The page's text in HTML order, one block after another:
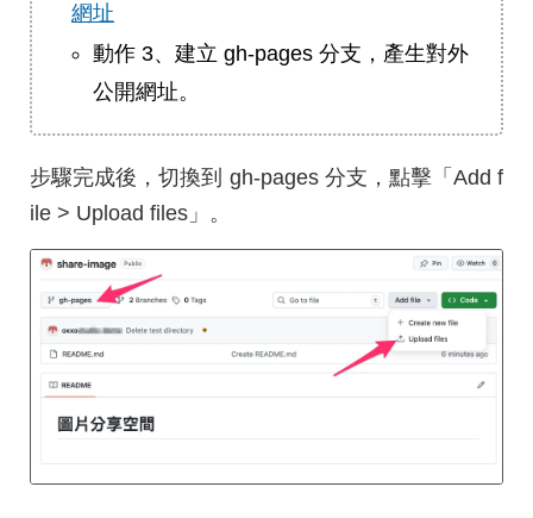
網址
動作 3、建立 gh-pages 分支，產生對外
公開網址。
步驟完成後，切換到 gh-pages 分支，點擊「Add f
ile > Upload files」。